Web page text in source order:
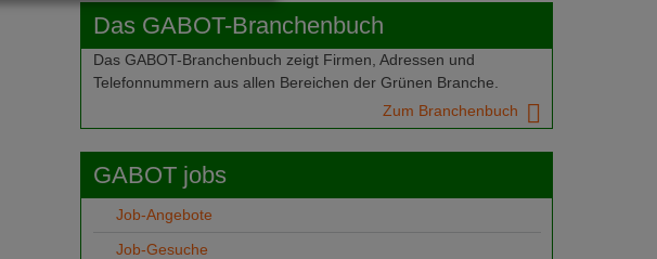
Das GABOT-Branchenbuch
Das GABOT-Branchenbuch zeigt Firmen, Adressen und
Telefonnummern aus allen Bereichen der Grünen Branche.
Zum Branchenbuch
GABOT jobs
Job-Angebote
Job-Gesuche